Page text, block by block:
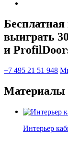
выиграть
и
+7 495 21 51 948
Материалы
Интерьер